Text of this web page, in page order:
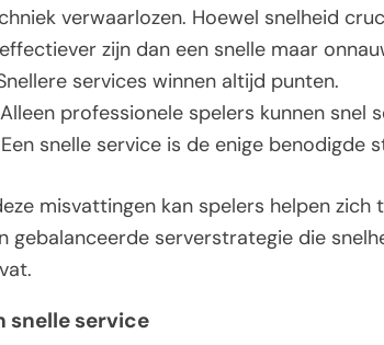
verwaarlozen. Hoewel snelheid
zijn dan een snelle maar
services winnen altijd punten.
professionele spelers kunnen snel
snelle service is de enige benodigde
misvattingen kan spelers helpen
gebalanceerde serverstrategie die
snelle service